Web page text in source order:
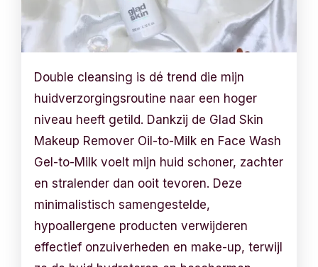
Double cleansing is dé trend die mijn
huidverzorgingsroutine naar een hoger
niveau heeft getild. Dankzij de Glad Skin
Makeup Remover Oil-to-Milk en Face Wash
Gel-to-Milk voelt mijn huid schoner, zachter
en stralender dan ooit tevoren. Deze
minimalistisch samengestelde,
hypoallergene producten verwijderen
effectief onzuiverheden en make-up, terwijl